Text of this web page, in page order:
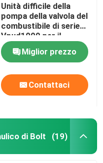
Unità difficile della
pompa della valvola del
combustibile di serie
Vpud1000 per il
motore diesel del MCC
Meb Mec Mk
Miglior prezzo
Contattaci
di Bolt (19)